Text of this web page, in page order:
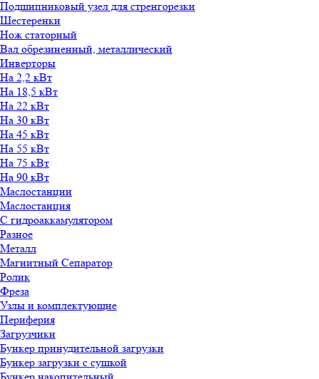
Подшипниковый узел для стренгорезки
Шестеренки
Нож статорный
Вал обрезиненный, металлический
Инверторы
На 2,2 кВт
На 18,5 кВт
На 22 кВт
На 30 кВт
На 45 кВт
На 55 кВт
На 75 кВт
На 90 кВт
Маслостанции
Маслостанция
С гидроаккамулятором
Разное
Металл
Магнитный Сепаратор
Ролик
Фреза
Узлы и комплектующие
Периферия
Загрузчики
Бункер принудительной загрузки
Бункер загрузки с сушкой